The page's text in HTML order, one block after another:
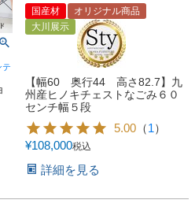
テ
国産材
オリジナル商品
大川展示
【幅60 奥行44 高さ82.7】九
州産ヒノキチェストなごみ６０
センチ幅５段
5.00 （1）
¥108,000税込
詳細を見る